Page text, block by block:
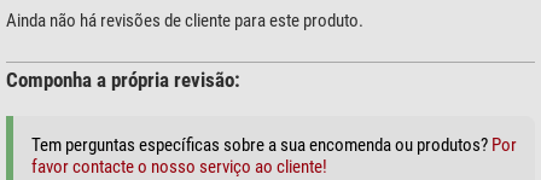
Ainda não há revisões de cliente para este produto.
Componha a própria revisão:
Tem perguntas específicas sobre a sua encomenda ou produtos? Por
favor contacte o nosso serviço ao cliente!